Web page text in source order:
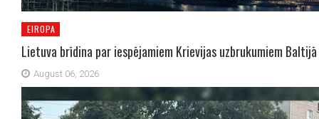
EIROPA
Lietuva brīdina par iespējamiem Krievijas uzbrukumiem Baltijā
August 06, 2026